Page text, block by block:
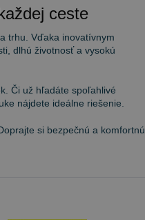
ceste
trhu. Vďaka inovatívnym
dlhú životnosť a vysokú
Či už hľadáte spoľahlivé
nájdete ideálne riešenie.
si bezpečnú a komfortnú